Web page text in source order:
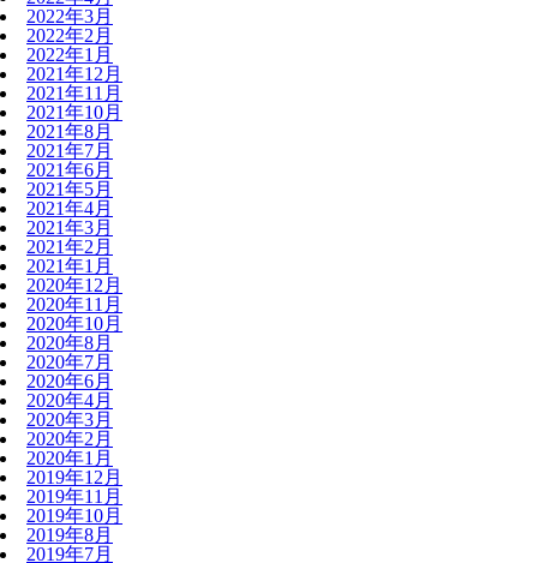
2022年3月
2022年2月
2022年1月
2021年12月
2021年11月
2021年10月
2021年8月
2021年7月
2021年6月
2021年5月
2021年4月
2021年3月
2021年2月
2021年1月
2020年12月
2020年11月
2020年10月
2020年8月
2020年7月
2020年6月
2020年4月
2020年3月
2020年2月
2020年1月
2019年12月
2019年11月
2019年10月
2019年8月
2019年7月